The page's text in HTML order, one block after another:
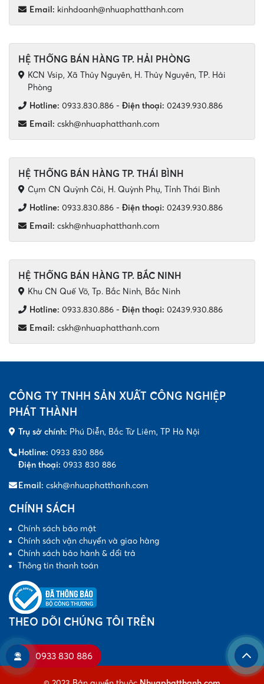
Email: kinhdoanh@nhuaphatthanh.com
HỆ THỐNG BÁN HÀNG TP. HẢI PHÒNG
KCN Vsip, Xã Thủy Nguyên, H. Thủy Nguyên, TP. Hải
Phòng
Hotline: 0933.830.886 - Điện thoại: 02439.930.886
Email: cskh@nhuaphatthanh.com
HỆ THỐNG BÁN HÀNG TP. THÁI BÌNH
Cụm CN Quỳnh Côi, H. Quỳnh Phụ, Tỉnh Thái Bình
Hotline: 0933.830.886 - Điện thoại: 02439.930.886
Email: cskh@nhuaphatthanh.com
HỆ THỐNG BÁN HÀNG TP. BẮC NINH
Khu CN Quế Võ, Tp. Bắc Ninh, Bắc Ninh
Hotline: 0933.830.886 - Điện thoại: 02439.930.886
Email: cskh@nhuaphatthanh.com
CÔNG TY TNHH SẢN XUẤT CÔNG NGHIỆP
PHÁT THÀNH
Trụ sở chính: Phú Diễn, Bắc Từ Liêm, TP Hà Nội
Hotline: 0933 830 886
Điện thoại: 0933 830 886
Email: cskh@nhuaphatthanh.com
CHÍNH SÁCH
Chính sách bảo mật
Chính sách vận chuyển và giao hàng
Chính sách bảo hành & đổi trả
Thông tin thanh toán
THEO DÕI CHÚNG TÔI TRÊN
0933 830 886